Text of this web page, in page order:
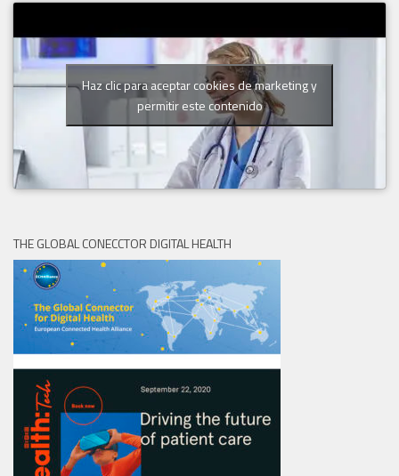
Haz clic para aceptar cookies de marketing y
permitir este contenido
THE GLOBAL CONECCTOR DIGITAL HEALTH